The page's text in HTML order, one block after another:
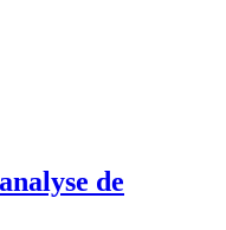
de